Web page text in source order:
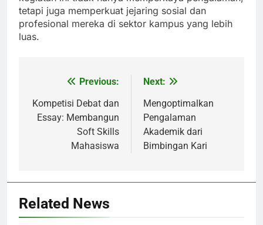
tetapi juga memperkuat jejaring sosial dan
profesional mereka di sektor kampus yang lebih
luas.
navigation
Previous:
Kompetisi Debat dan
Essay: Membangun
Soft Skills
Mahasiswa
Next:
Mengoptimalkan
Pengalaman
Akademik dari
Bimbingan Kari
Related News